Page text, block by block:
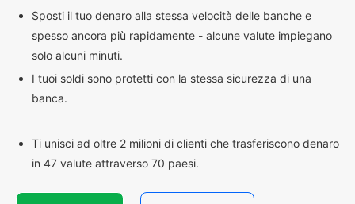
Sposti il tuo denaro alla stessa velocità delle banche e
spesso ancora più rapidamente - alcune valute impiegano
solo alcuni minuti.
I tuoi soldi sono protetti con la stessa sicurezza di una
banca.
Ti unisci ad oltre 2 milioni di clienti che trasferiscono denaro
in 47 valute attraverso 70 paesi.